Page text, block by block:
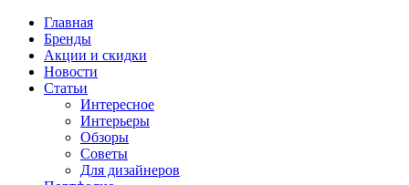
Главная
Бренды
Акции и скидки
Новости
Статьи
Интересное
Интерьеры
Обзоры
Советы
Для дизайнеров